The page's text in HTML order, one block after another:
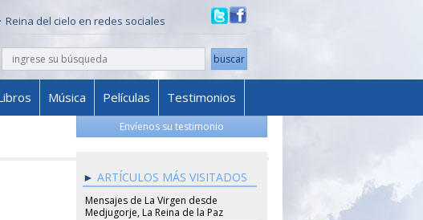
Reina del cielo en redes sociales
buscar
Música Películas Testimonios
Envíenos su testimonio
ARTÍCULOS MÁS VISITADOS
Mensajes de La Virgen desde
Medjugorje, La Reina de la Paz